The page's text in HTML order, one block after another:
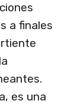
a finales
es una